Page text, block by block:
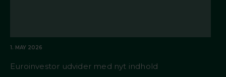
1. MAY 2026
Euroinvestor udvider med nyt indhold